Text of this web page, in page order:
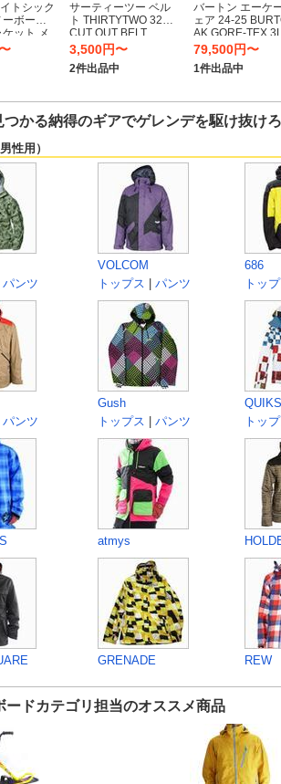
トシック
ボード
ット メ
Jacket
サーティーツー ベル
ト THIRTYTWO 32
CUT OUT BELT
3,500円〜
2件出品中
バートン エーケ
ェア 24-25
AK GORE-TEX 3L
Stretch Hover
ゴアテックス 3L
ー ストレッチ ジ
79,500円〜
1件出品中
つかる納得のギアでゲレンデを駆け抜けろ
性用）
パンツ
VOLCOM
トップス
パンツ
686
トッ
パンツ
Gush
トップス
パンツ
トッ
atmys
GRENADE REW
ードカテゴリ担当のオススメ商品